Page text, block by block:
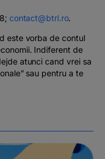
contact@btrl.ro.
este vorba de contul
Indiferent de
atunci cand vrei sa
sau pentru a te